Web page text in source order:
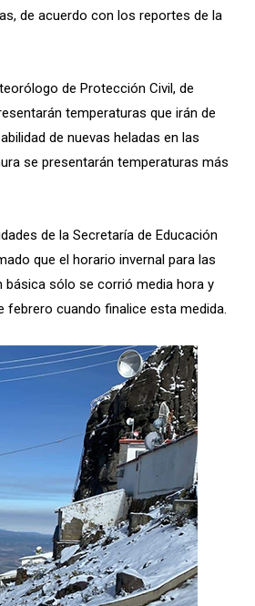
de acuerdo con los reportes de la
de Protección Civil, de
temperaturas que irán de
de nuevas heladas en las
se presentarán temperaturas más
de la Secretaría de Educación
que el horario invernal para las
básica sólo se corrió media hora y
febrero cuando finalice esta medida.